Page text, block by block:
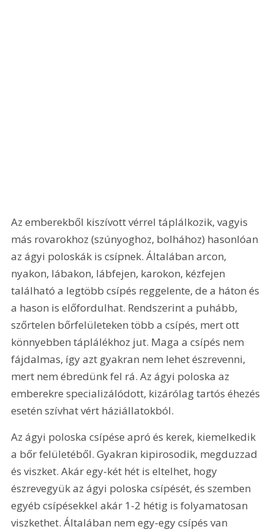
Az emberekből kiszívott vérrel táplálkozik, vagyis
más rovarokhoz (szúnyoghoz, bolhához) hasonlóan
az ágyi poloskák is csípnek. Általában arcon,
nyakon, lábakon, lábfejen, karokon, kézfejen
található a legtöbb csípés reggelente, de a háton és
a hason is előfordulhat. Rendszerint a puhább,
szőrtelen bőrfelületeken több a csípés, mert ott
könnyebben táplálékhoz jut. Maga a csípés nem
fájdalmas, így azt gyakran nem lehet észrevenni,
mert nem ébredünk fel rá. Az ágyi poloska az
emberekre specializálódott, kizárólag tartós éhezés
esetén szívhat vért háziállatokból.
Az ágyi poloska csípése apró és kerek, kiemelkedik
a bőr felületéből. Gyakran kipirosodik, megduzzad
és viszket. Akár egy-két hét is eltelhet, hogy
észrevegyük az ágyi poloska csípését, és szemben
egyéb csípésekkel akár 1-2 hétig is folyamatosan
viszkethet. Általában nem egy-egy csípés van